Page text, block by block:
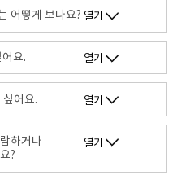
어떻게 보나요? 열기
요. 열기
어요. 열기
하거나
?
열기